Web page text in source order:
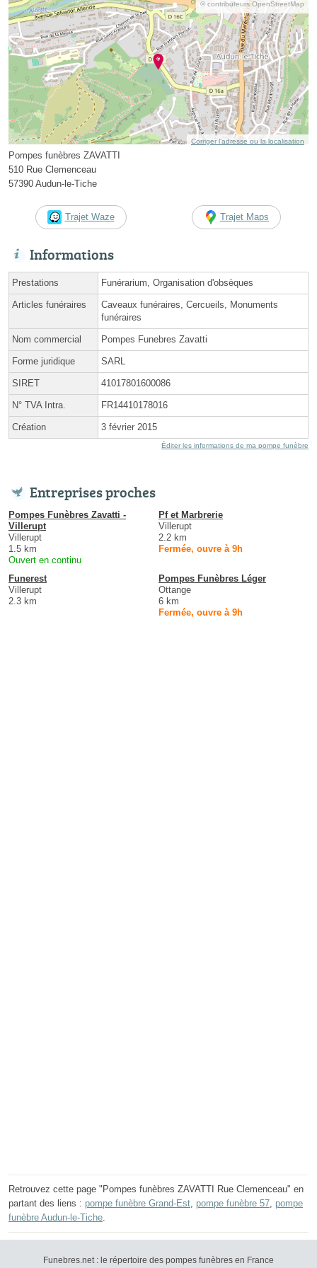
© contributeurs OpenStreetMap
Corriger l’adresse ou la localisation
Pompes funèbres ZAVATTI
510 Rue Clemenceau
57390 Audun-le-Tiche
Trajet Waze Trajet Maps
Informations
Prestations Funérarium, Organisation d'obsèques
Articles funéraires
Caveaux funéraires, Cercueils, Monuments
funéraires
Nom commercial Pompes Funebres Zavatti
Forme juridique SARL
SIRET 41017801600086
N° TVA Intra. FR14410178016
Création 3 février 2015
Éditer les informations de ma pompe funèbre
Entreprises proches
Pompes Funèbres Zavatti -
Villerupt
Villerupt
1.5 km
Ouvert en continu
Pf et Marbrerie
Villerupt
2.2 km
Fermée, ouvre à 9h
Funerest
Villerupt
2.3 km
Pompes Funèbres Léger
Ottange
6 km
Fermée, ouvre à 9h
Retrouvez cette page "Pompes funèbres ZAVATTI Rue Clemenceau" en
partant des liens : pompe funèbre Grand-Est pompe funèbre 57 pompe
funèbre Audun-le-Tiche
Funebres.net : le répertoire des pompes funèbres en France